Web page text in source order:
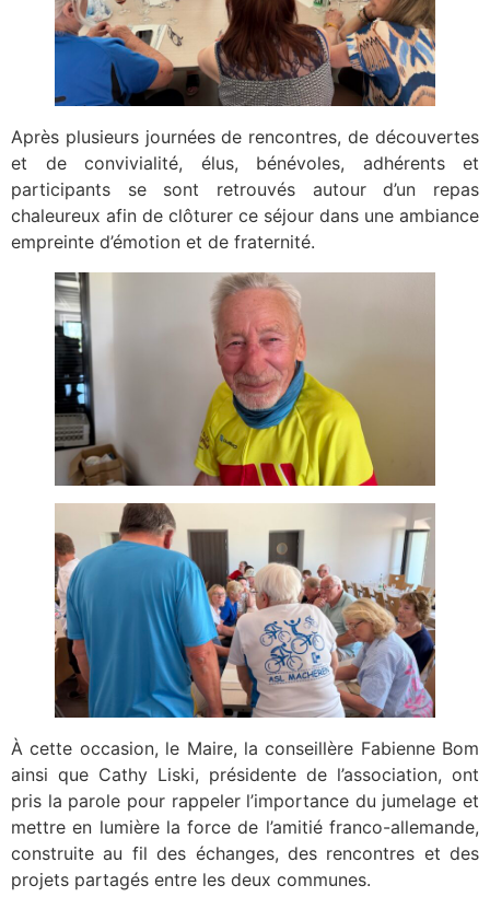
Après plusieurs journées de rencontres, de découvertes
et de convivialité, élus, bénévoles, adhérents et
participants se sont retrouvés autour d’un repas
chaleureux afin de clôturer ce séjour dans une ambiance
empreinte d’émotion et de fraternité.
À cette occasion, le Maire, la conseillère Fabienne Bom
ainsi que Cathy Liski, présidente de l’association, ont
pris la parole pour rappeler l’importance du jumelage et
mettre en lumière la force de l’amitié franco-allemande,
construite au fil des échanges, des rencontres et des
projets partagés entre les deux communes.